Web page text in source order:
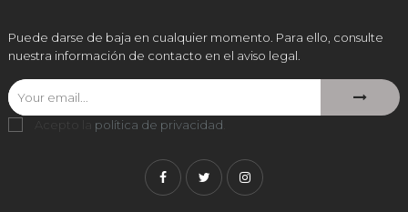
Puede darse de baja en cualquier momento. Para ello, consulte
nuestra información de contacto en el aviso legal.
Acepto la política de privacidad
FacebookTwitterInstagram